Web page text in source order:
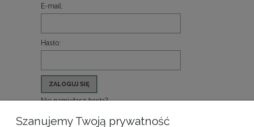
E-mail:
Hasło:
ZALOGUJ SIĘ
Nie pamiętasz hasła?
Szanujemy Twoją prywatność